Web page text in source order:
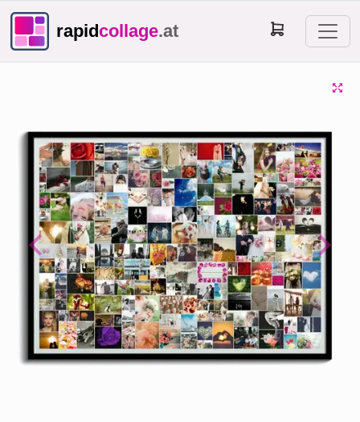
rapidcollage.at
Previous Next